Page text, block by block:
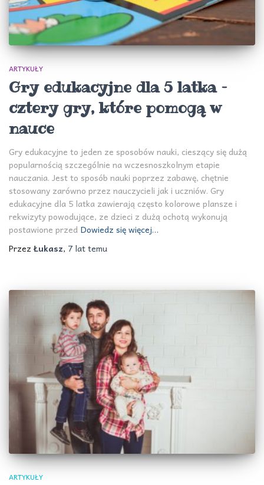
ARTYKUŁY
Gry edukacyjne dla 5 latka –
cztery gry, które pomogą w
nauce
Gry edukacyjne to jeden ze sposobów nauki, cieszący się dużą
popularnością szczególnie na wczesnoszkolnym etapie
nauczania. Jest to sposób nauki poprzez zabawę, chętnie
stosowany zarówno przez nauczycieli jak i uczniów. Gry
edukacyjne dla 5 latka zawierają często kolorowe plansze i
rekwizyty powodujące, ze dzieci z dużą ochotą wykonują
postawione przed Dowiedz się więcej…
Przez Łukasz, 7 lattemu
ARTYKUŁY